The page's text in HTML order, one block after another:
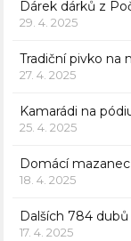
Dárek dárků z
29. 4. 2025
Tradiční pivko na
27. 4. 2025
Kamarádi na
25. 4. 2025
Domácí
18. 4. 2025
Dalších 784
17. 4. 2025